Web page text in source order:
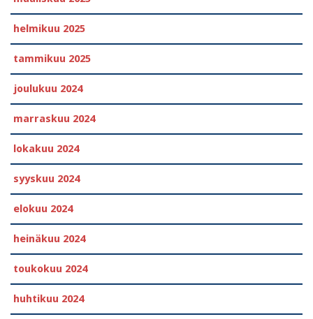
helmikuu 2025
tammikuu 2025
joulukuu 2024
marraskuu 2024
lokakuu 2024
syyskuu 2024
elokuu 2024
heinäkuu 2024
toukokuu 2024
huhtikuu 2024